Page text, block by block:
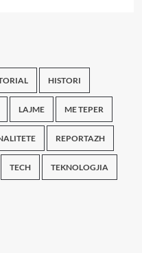
HISTORI
LAJME ME TEPER
REPORTAZH
TECH TEKNOLOGJIA